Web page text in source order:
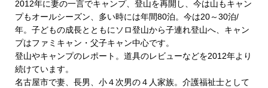
2012年に妻の一言でキャンプ、登山を再開し、今は山もキャン
プもオールシーズン、多い時には年間80泊。今は20～30泊/
年。子どもの成長とともにソロ登山から子連れ登山へ、キャン
プはファミキャン・父子キャン中心です。
登山やキャンプのレポート。道具のレビューなどを2012年より
続けています。
名古屋市で妻、長男、小４次男の４人家族。介護福祉士として